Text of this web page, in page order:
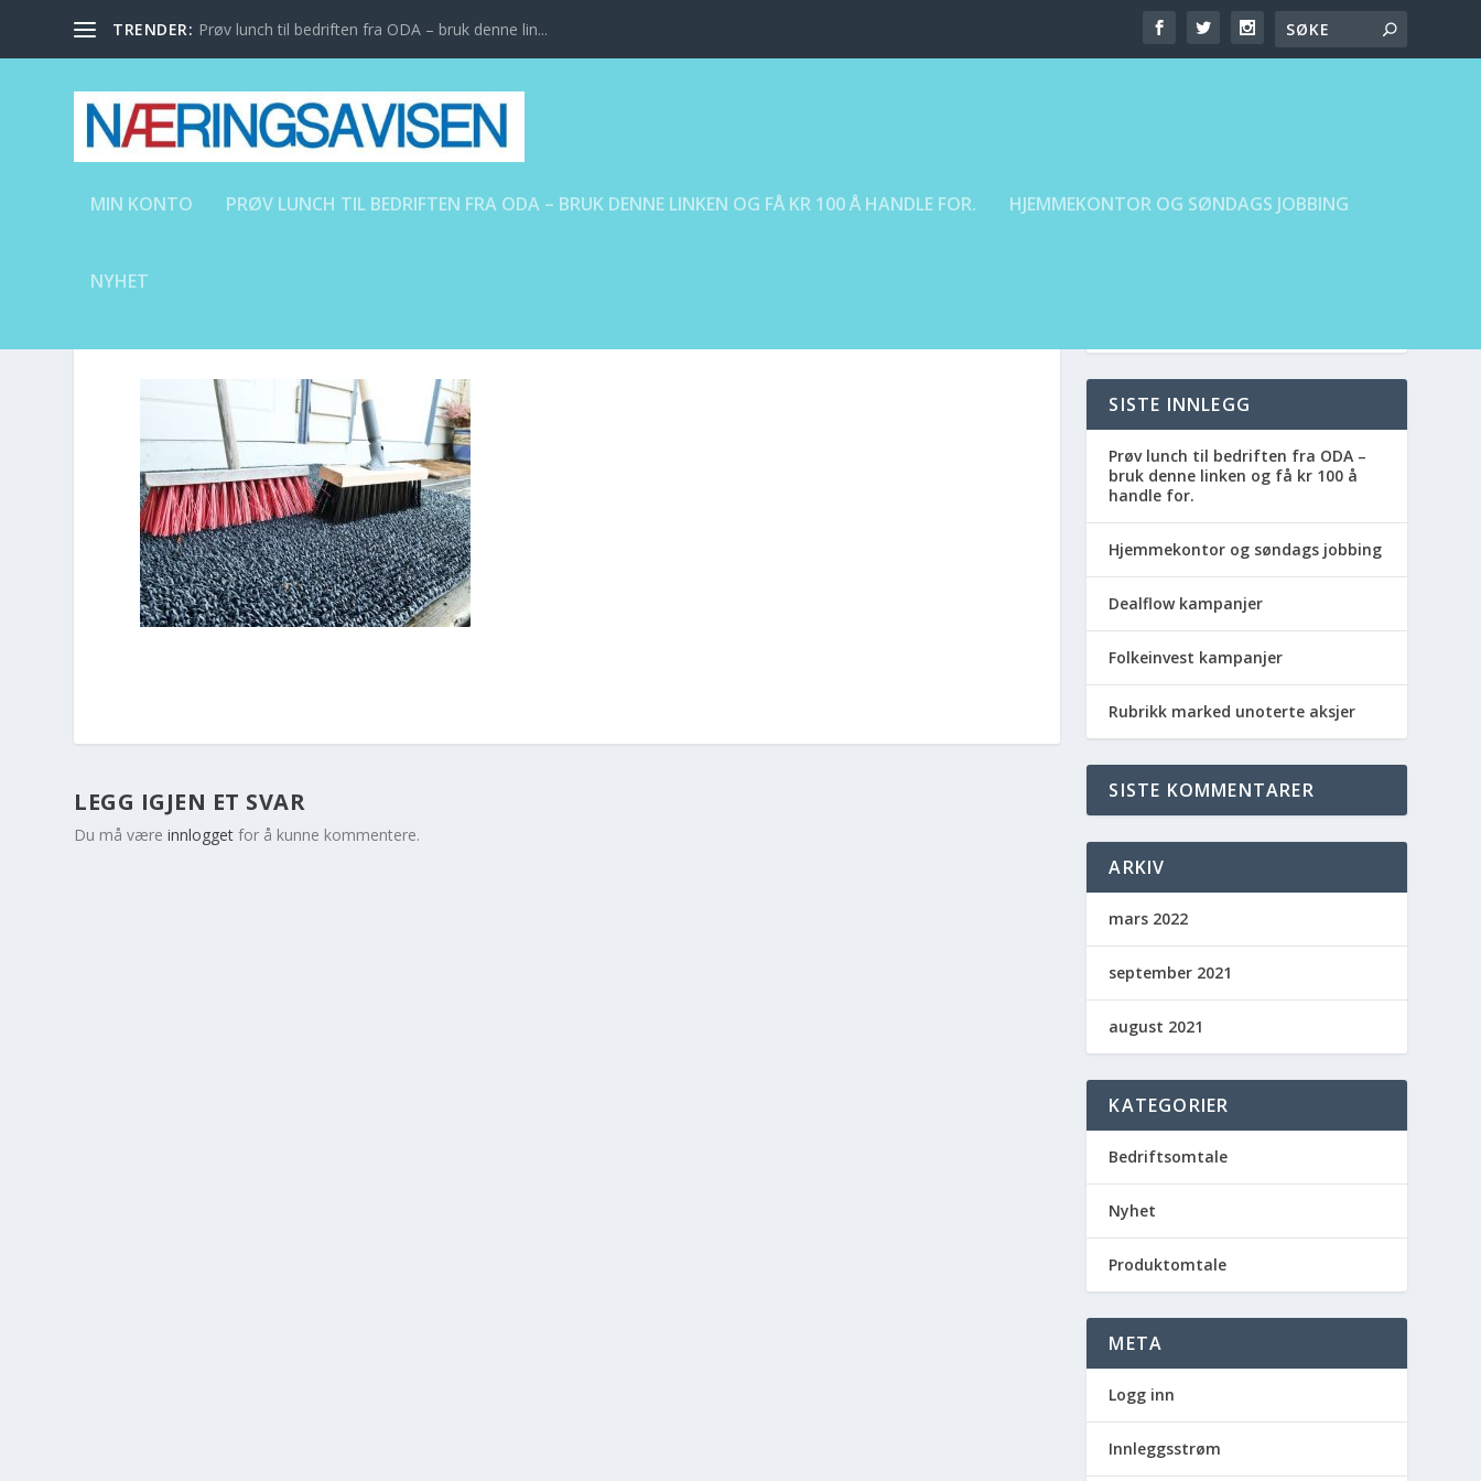
TRENDER: Prøv lunch til bedriften fra ODA – bruk denne lin...
MIN KONTO PRØV LUNCH TIL BEDRIFTEN FRA ODA – BRUK DENNE LINKEN OG FÅ KR 100 Å HANDLE FOR. HJEMMEKONTOR OG SØNDAGS JOBBING
NYHET
LEGG IGJEN ET SVAR
Du må væreinnlogget for å kunne kommentere.
SISTE INNLEGG
Prøv lunch til bedriften fra ODA –
bruk denne linken og få kr 100 å
handle for.
Hjemmekontor og søndags jobbing
Dealflow kampanjer
Folkeinvest kampanjer
Rubrikk marked unoterte aksjer
SISTE KOMMENTARER
ARKIV
mars 2022
september 2021
august 2021
KATEGORIER
Bedriftsomtale
Nyhet
Produktomtale
META
Logg inn
Innleggsstrøm